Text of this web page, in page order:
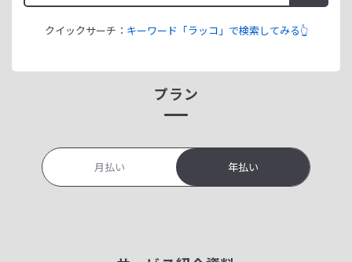
クイックサーチ： キーワード「ラッコ」で検索してみる👆
プラン
月払い 年払い